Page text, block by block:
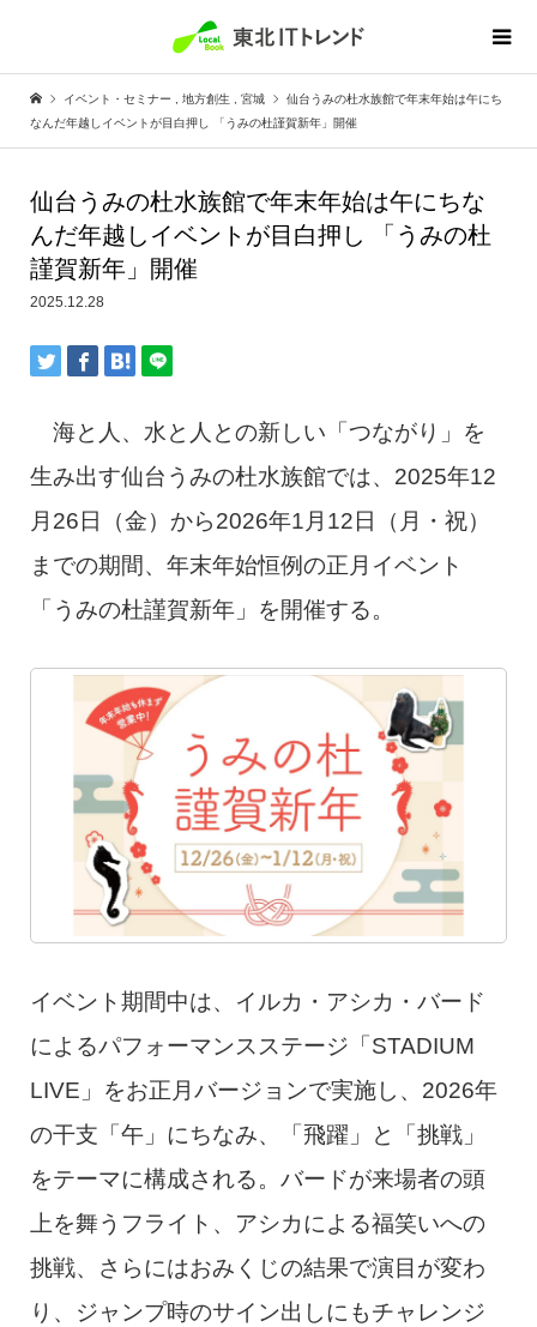
イベント・セミナー 地方創生 宮城
仙台うみの杜水族館で年末年始は午にち
なんだ年越しイベントが目白押し 「うみの杜謹賀新年」開催
仙台うみの杜水族館で年末年始は午にちな
んだ年越しイベントが目白押し 「うみの杜
謹賀新年」開催
2025.12.28
海と人、水と人との新しい「つながり」を
生み出す仙台うみの杜水族館では、2025年12
月26日（金）から2026年1月12日（月・祝）
までの期間、年末年始恒例の正月イベント
「うみの杜謹賀新年」を開催する。
イベント期間中は、イルカ・アシカ・バード
によるパフォーマンスステージ「STADIUM
LIVE」をお正月バージョンで実施し、2026年
の干支「午」にちなみ、「飛躍」と「挑戦」
をテーマに構成される。バードが来場者の頭
上を舞うフライト、アシカによる福笑いへの
挑戦、さらにはおみくじの結果で演目が変わ
り、ジャンプ時のサイン出しにもチャレンジ